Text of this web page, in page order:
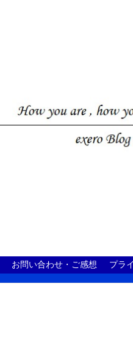
お問い合わせ・ご感想 プラ